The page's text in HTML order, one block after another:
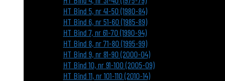
HT Bind 5, nr 41-50 (1980-84)
HT Bind 6, nr 51-60 (1985-89)
HT Bind 7, nr 61-70 (1990-94)
HT Bind 8, nr 71-80 (1995-99)
HT Bind 9, nr 81-90 (2000-04)
HT Bind 10, nr 91-100 (2005-09)
HT Bind 11, nr 101-110 (2010-14)